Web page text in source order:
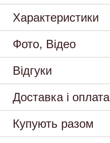
Характеристики
Фото, Відео
Відгуки
Доставка і оплата
Купують разом